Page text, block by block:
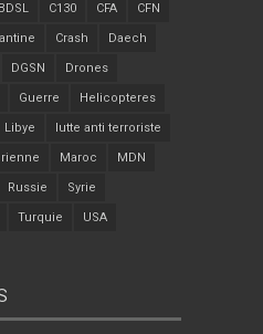
BDSL C130 CFA CFN
Crash Daech
DGSN Drones
Guerre Helicopteres
Libye lutte anti terroriste
Maroc MDN
Russie Syrie
Turquie USA